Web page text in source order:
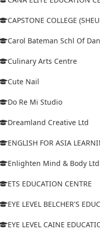
CAPSTONE COLLEGE
Carol Bateman Schl Of
Culinary Arts Centre
Cute Nail
Do Re Mi Studio
Dreamland Creative Ltd
ENGLISH FOR ASIA
Enlighten Mind & Body Ltd
ETS EDUCATION CENTRE
EYE LEVEL BELCHER'S
EYE LEVEL CAINE